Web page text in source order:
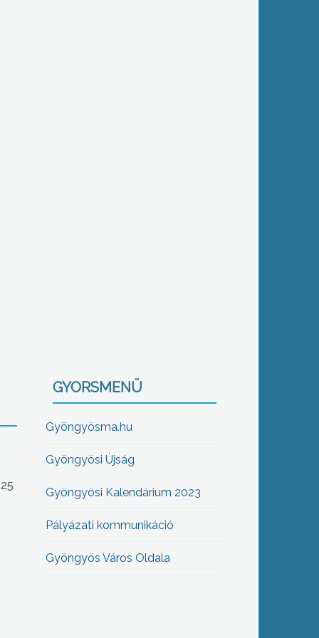
GYORSMENÜ
Gyöngyösma.hu
Gyöngyösi Újság
Gyöngyösi Kalendárium 2023
Pályázati kommunikáció
Gyöngyös Város Oldala